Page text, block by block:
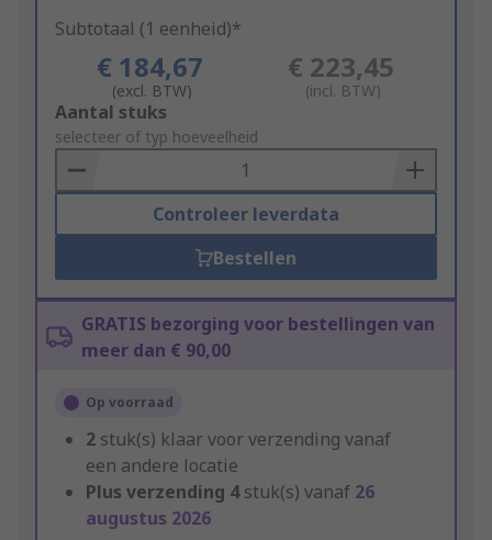
Subtotaal (1 eenheid)*
€ 184,67
(excl. BTW)
€ 223,45
(incl. BTW)
Add
to
Basket
Aantal stuks
selecteer of typ hoeveelheid
Controleer leverdata
Bestellen
GRATIS bezorging voor bestellingen van
meer dan € 90,00
Op voorraad
2 stuk(s) klaar voor verzending vanaf
een andere locatie
Plus verzending 4stuk(s) vanaf 26
augustus 2026